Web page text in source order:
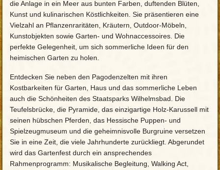
die Anlage in ein Meer aus bunten Farben, duftenden Blüten,
Kunst und kulinarischen Köstlichkeiten. Sie präsentieren eine
Vielzahl an Pflanzenraritäten, Kräutern, Outdoor-Möbeln,
Kunstobjekten sowie Garten- und Wohnaccessoires. Die
perfekte Gelegenheit, um sich sommerliche Ideen für den
heimischen Garten zu holen.
Entdecken Sie neben den Pagodenzelten mit ihren
Kostbarkeiten für Garten, Haus und das sommerliche Leben
auch die Schönheiten des Staatsparks Wilhelmsbad. Die
Teufelsbrücke, die Pyramide, das einzigartige Holz-Karussell mit
seinen hübschen Pferden, das Hessische Puppen- und
Spielzeugmuseum und die geheimnisvolle Burgruine versetzen
Sie in eine Zeit, die viele Jahrhunderte zurückliegt. Abgerundet
wird das Gartenfest durch ein ansprechendes
Rahmenprogramm: Musikalische Begleitung, Walking Act,